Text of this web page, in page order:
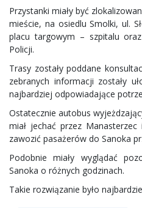
Przystanki miały być
mieście, na osiedlu Smolki, ul.
placu targowym – szpitalu
Policji.
Trasy zostały poddane
zebranych informacji zostały
najbardziej odpowiadające
Ostatecznie autobus
miał jechać przez
zawozić pasażerów do Sanoka
Podobnie miały wyglądać
Sanoka o różnych godzinach.
Takie rozwiązanie było